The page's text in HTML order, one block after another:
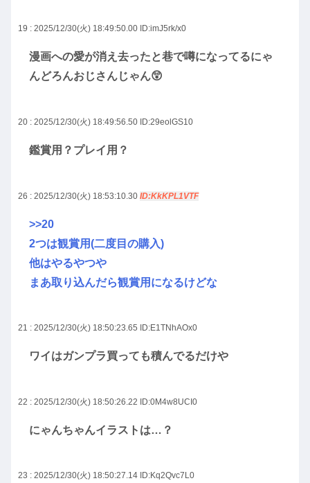
19 : 2025/12/30(火) 18:49:50.00 ID:imJ5rk/x0
漫画への愛が消え去ったと巷で噂になってるにゃ
んどろんおじさんじゃん😲
20 : 2025/12/30(火) 18:49:56.50 ID:29eolGS10
鑑賞用？プレイ用？
26 : 2025/12/30(火) 18:53:10.30 ID:KkKPL1VTF
>>20
2つは観賞用(二度目の購入)
他はやるやつや
まあ取り込んだら観賞用になるけどな
21 : 2025/12/30(火) 18:50:23.65 ID:E1TNhAOx0
ワイはガンプラ買っても積んでるだけや
22 : 2025/12/30(火) 18:50:26.22 ID:0M4w8UCI0
にゃんちゃんイラストは…？
23 : 2025/12/30(火) 18:50:27.14 ID:Kq2Qvc7L0